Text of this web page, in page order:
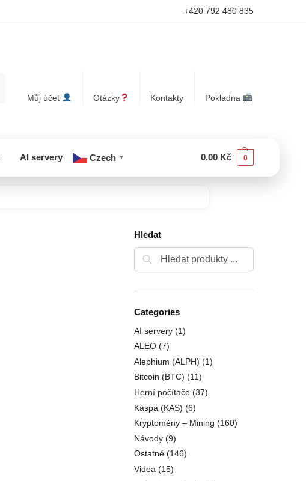
+420 792 480 835
Můj účet Otázky Kontakty Pokladna
AI servery Czech ▼ 0.00 Kč 0
Hledat
Categories
AI servery (1)
ALEO (7)
Alephium (ALPH) (1)
Bitcoin (BTC) (11)
Herní počítače (37)
Kaspa (KAS) (6)
Kryptoměny – Mining (160)
Návody (9)
Ostatné (146)
Videa (15)